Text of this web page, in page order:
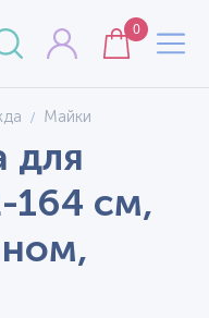
0
Майки
для
164 см,